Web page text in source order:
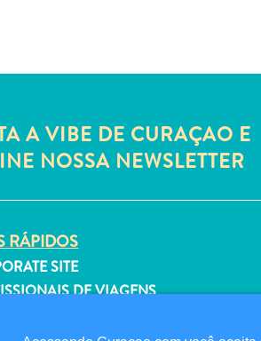
A VIBE DE CURAÇAO E
NOSSA NEWSLETTER
RÁPIDOS
SITE
DE VIAGENS